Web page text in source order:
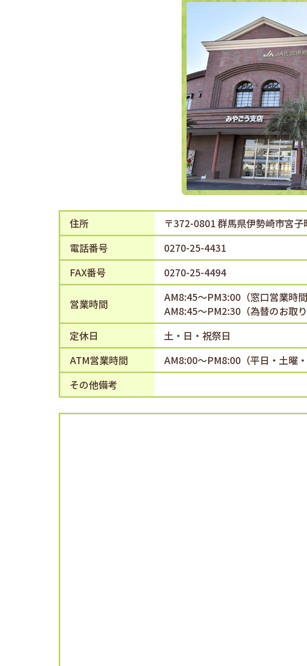
住所
〒372-0801 群馬県伊勢崎市宮
電話番号
0270-25-4431
FAX番号
0270-25-4494
営業時間
AM8:45～PM3:00（窓口営業時間
AM8:45～PM2:30（為替のお取り
定休日
土・日・祝祭日
ATM営業時間
AM8:00～PM8:00（平日・土曜・
その他備考